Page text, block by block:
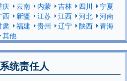
庆 云南 内蒙 吉林 四川
宁夏
西 新疆 江苏 江西 河北
河南
肃 福建 贵州 辽宁 陕西
青海
其他
统责任人